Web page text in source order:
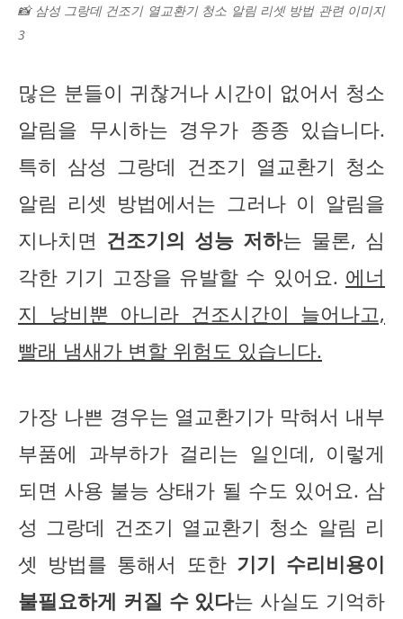
📸 삼성 그랑데 건조기 열교환기 청소 알림 리셋 방법 관련 이미지
3
많은 분들이 귀찮거나 시간이 없어서 청소
알림을 무시하는 경우가 종종 있습니다.
특히 삼성 그랑데 건조기 열교환기 청소
알림 리셋 방법에서는 그러나 이 알림을
지나치면 건조기의 성능 저하는 물론, 심
각한 기기 고장을 유발할 수 있어요. 에너
지 낭비뿐 아니라 건조시간이 늘어나고,
빨래 냄새가 변할 위험도 있습니다.
가장 나쁜 경우는 열교환기가 막혀서 내부
부품에 과부하가 걸리는 일인데, 이렇게
되면 사용 불능 상태가 될 수도 있어요. 삼
성 그랑데 건조기 열교환기 청소 알림 리
셋 방법를 통해서 또한 기기 수리비용이
불필요하게 커질 수 있다는 사실도 기억하